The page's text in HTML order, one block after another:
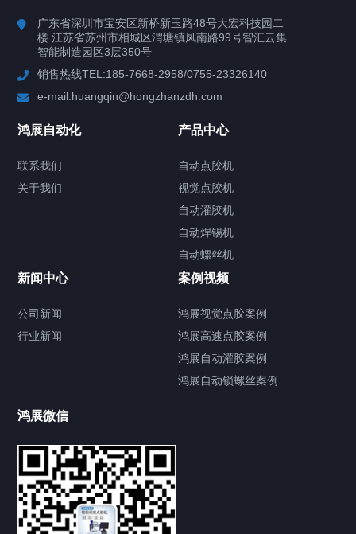
案例视频
联系我们
关于我们
提交您的需求，获取产品资料与报价
亦可拨打我们的24小时服务咨询热线
广东省深圳市宝安区新桥新玉路48号大宏科技园二
楼 江苏省苏州市相城区渭塘镇凤南路99号智汇云集
智能制造园区3层350号
销售热线TEL:185-7668-2958/0755-23326140
e-mail:huangqin@hongzhanzdh.com
鸿展自动化
联系我们
关于我们
产品中心
自动点胶机
视觉点胶机
自动灌胶机
自动焊锡机
自动螺丝机
新闻中心
公司新闻
行业新闻
案例视频
鸿展视觉点胶案例
鸿展高速点胶案例
鸿展自动灌胶案例
鸿展自动锁螺丝案例
鸿展微信